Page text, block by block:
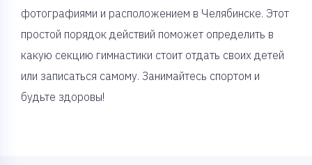
фотографиями и расположением в Челябинске. Этот
простой порядок действий поможет определить в
какую секцию гимнастики стоит отдать своих детей
или записаться самому. Занимайтесь спортом и
будьте здоровы!